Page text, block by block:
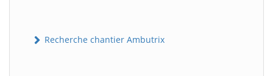
Recherche chantier Ambutrix